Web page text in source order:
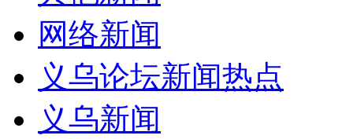
网络新闻
义乌论坛新闻热点
义乌新闻